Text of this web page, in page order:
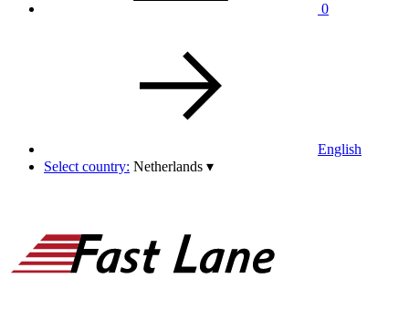
0
English
Select country: Netherlands ▾